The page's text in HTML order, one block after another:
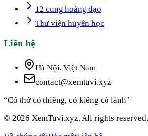
12 cung hoàng đạo
Thư viện huyền học
Liên hệ
Hà Nội, Việt Nam
contact@xemtuvi.xyz
“Có thờ có thiêng, có kiêng có lành”
© 2026 XemTuvi.xyz. All rights reserved.